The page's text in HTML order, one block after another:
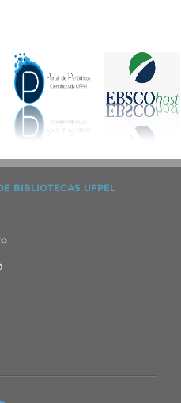
BIBLIOTECAS UFPEL